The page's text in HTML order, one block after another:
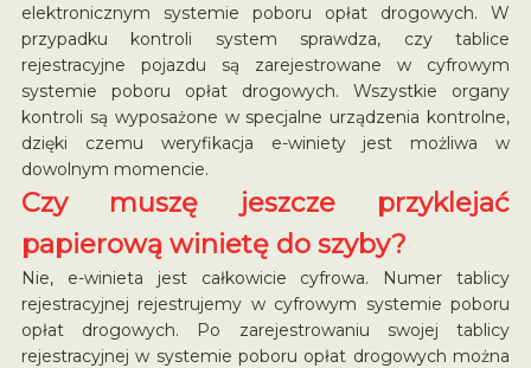
elektronicznym systemie poboru opłat drogowych. W
przypadku kontroli system sprawdza, czy tablice
rejestracyjne pojazdu są zarejestrowane w cyfrowym
systemie poboru opłat drogowych. Wszystkie organy
kontroli są wyposażone w specjalne urządzenia kontrolne,
dzięki czemu weryfikacja e-winiety jest możliwa w
dowolnym momencie.
Czy muszę jeszcze przyklejać
papierową winietę do szyby?
Nie, e-winieta jest całkowicie cyfrowa. Numer tablicy
rejestracyjnej rejestrujemy w cyfrowym systemie poboru
opłat drogowych. Po zarejestrowaniu swojej tablicy
rejestracyjnej w systemie poboru opłat drogowych można